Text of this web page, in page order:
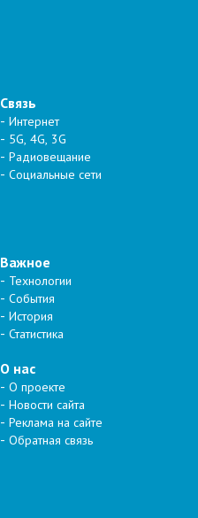
Связь
Интернет
5G, 4G, 3G
Радиовещание
Социальные сети
Важное
Технологии
События
История
Статистика
О нас
О проекте
Новости сайта
Реклама на сайте
Обратная связь